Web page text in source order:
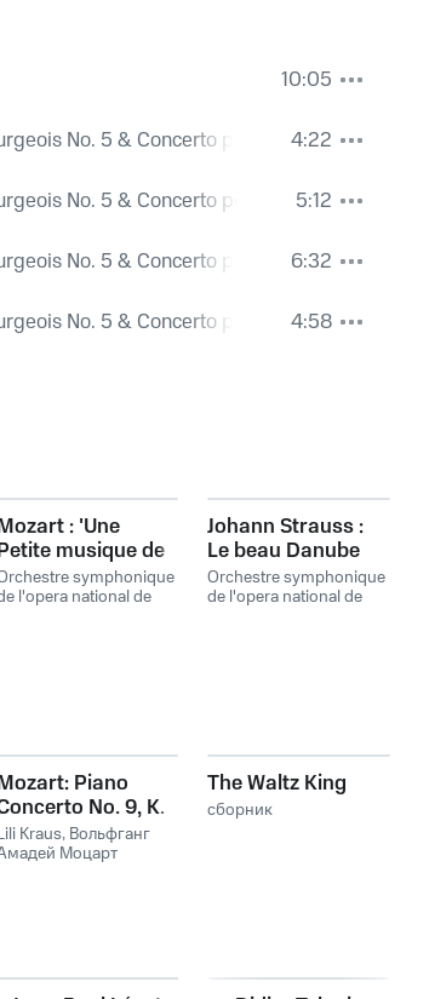
10:05
No. 5 & Concerto pour clavecin No. 4
4:22
Defrancesco, Andrée Wachsmuth-Loew, Orchestre
No. 5 & Concerto pour clavecin No. 4
5:12
Andrée Wachsmuth-Loew, Victor Desarzens
No. 5 & Concerto pour clavecin No. 4
6:32
No. 5 & Concerto pour clavecin No. 4
4:58
: 'Une
musique de
Sérénade No.
en sol majeur, K.
symphonique
l'opera national de
Johann Strauss :
Le beau Danube
bleu, valse, Op. 314
Orchestre symphonique
de l'opera national de
Piano
No. 9, K.
Lili Kraus vs.
Serkin
Kraus, Вольфганг
Моцарт
The Waltz King
сборник